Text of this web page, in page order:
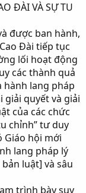
ĐÀI VÀ SỰ TU
được ban hành,
Đài tiếp tục
lối hoạt động
các thành quả
lang pháp
giải quyết và giải
của các chức
chỉnh” tư duy
Giáo hội mới
lang pháp lý
luật] và sâu
trình bày suy